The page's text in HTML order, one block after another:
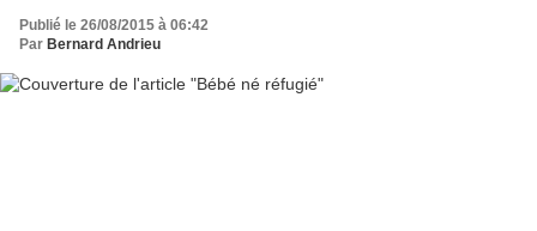
Publié le 26/08/2015 à 06:42
Par Bernard Andrieu